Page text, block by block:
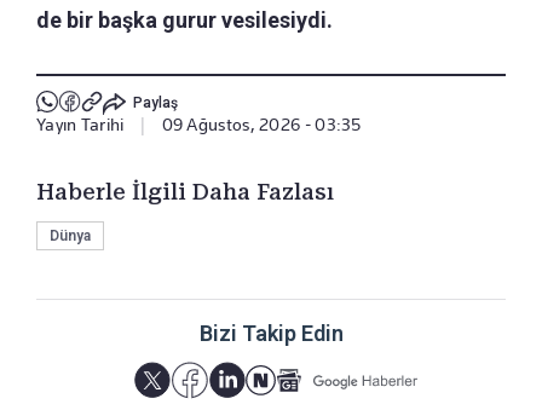
de bir başka gurur vesilesiydi.
Paylaş
Yayın Tarihi | 09 Ağustos, 2026 - 03:35
Haberle İlgili Daha Fazlası
Dünya
Bizi Takip Edin